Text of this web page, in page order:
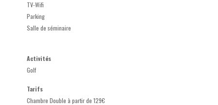
TV-Wifi
Parking
Salle de séminaire
Activités
Golf
Tarifs
Chambre Double à partir de 129€